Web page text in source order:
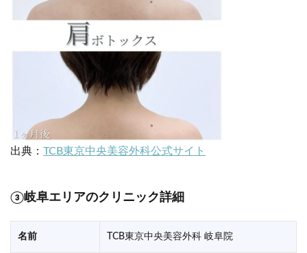
出典： TCB東京中央美容外科公式サイト
③岐阜エリアのクリニック詳細
名前 TCB東京中央美容外科 岐阜院